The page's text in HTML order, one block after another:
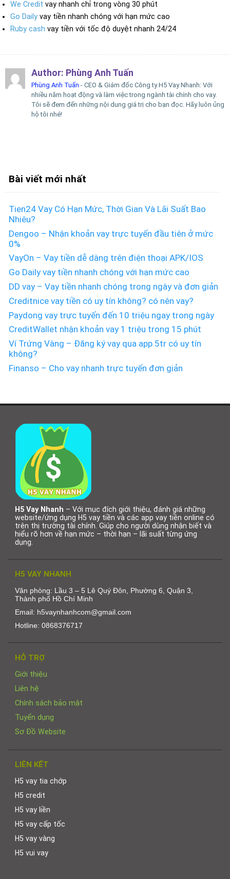
We Credit vay nhanh chỉ trong vòng 30 phút
Go Daily vay tiền nhanh chóng với hạn mức cao
Ruby cash vay tiền với tốc độ duyệt nhanh 24/24
Author: Phùng Anh Tuấn
Phùng Anh Tuấn - CEO & Giám đốc Công ty H5 Vay Nhanh: Với
nhiều năm hoạt động và làm việc trong ngành tài chính cho vay.
Tôi sẽ đem đến những nội dung giá trị cho bạn đọc. Hãy luôn ủng
hộ tôi nhé!
Bài viết mới nhất
Tien24 Vay Có Hạn Mức, Thời Gian Và Lãi Suất Bao
Nhiêu?
Dengoo – Nhận khoản vay trực tuyến đầu tiên ở mức
0%
VayOn – Vay tiền dễ dàng trên điện thoại APK/IOS
Go Daily vay tiền nhanh chóng với hạn mức cao
DD vay – Vay tiền nhanh chóng trong ngày và đơn giản
Creditnice vay tiền có uy tín không? có nên vay?
Paydong vay trực tuyến đến 10 triệu ngay trong ngày
CreditWallet nhận khoản vay 1 triệu trong 15 phút
Ví Trứng Vàng – Đăng ký vay qua app 5tr có uy tín
không?
Finanso – Cho vay nhanh trực tuyến đơn giản
H5 Vay Nhanh – Với mục đích giới thiệu, đánh giá những
website/ứng dụng H5 vay tiền và các app vay tiền online có
trên thị trường tài chính. Giúp cho người dùng nhận biết và
hiểu rõ hơn về hạn mức – thời hạn – lãi suất từng ứng
dụng.
H5 VAY NHANH
Văn phòng: Lầu 3 – 5 Lê Quý Đôn, Phường 6, Quận 3,
Thành phố Hồ Chí Minh
Email: h5vaynhanhcom@gmail.com
Hotline: 0868376717
HỖ TRỢ
Giới thiệu
Liên hệ
Chính sách bảo mật
Tuyển dụng
Sơ Đồ Website
LIÊN KẾT
H5 vay tia chớp
H5 credit
H5 vay liền
H5 vay cấp tốc
H5 vay vàng
H5 vui vay